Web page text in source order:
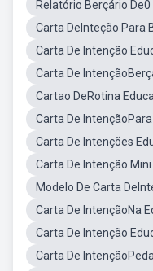
Relatório Berçário De0
Carta DeInteção Para
Carta De Intenção
Carta De
Cartao DeRotina
Carta De
Carta De Intenções
Carta De Intenção Mini
Modelo De Carta
Carta De IntençãoNa
Carta De Intenção
Carta De